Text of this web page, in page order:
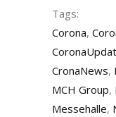
Tags:
Corona,
CronaNews,
MCH Group,
Messehalle,